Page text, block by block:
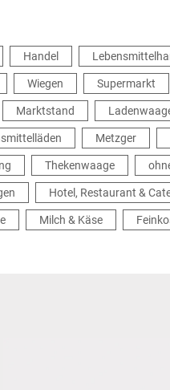
Handel
Wiegen Supermarkt
Marktstand
Metzger
Thekenwaage
Hotel, Restaurant &
Milch & Käse